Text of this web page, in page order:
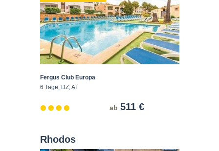
Fergus Club Europa
6 Tage, DZ, AI
ab 511 €
Rhodos